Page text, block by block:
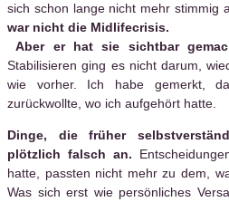
sich schon lange nicht mehr stimmig
war nicht die Midlifecrisis.
Aber er hat sie sichtbar
Stabilisieren ging es nicht darum,
wie vorher. Ich habe gemerkt,
zurückwollte, wo ich aufgehört hatte.
Dinge, die früher
plötzlich falsch an.
hatte, passten nicht mehr zu dem,
Was sich erst wie persönliches